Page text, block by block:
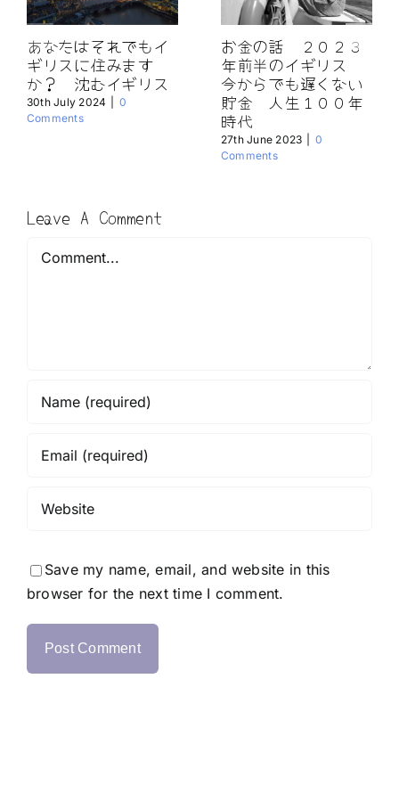
あなたはそれでもイ
ギリスに住みます
か？ 沈むイギリス
30th July 2024
0
Comments
お金の話 ２０２３
年前半のイギリス
今からでも遅くない
貯金 人生１００年
時代
27th June 2023
0
Comments
Leave A Comment
Comment
Save my name, email, and website in this
browser for the next time I comment.